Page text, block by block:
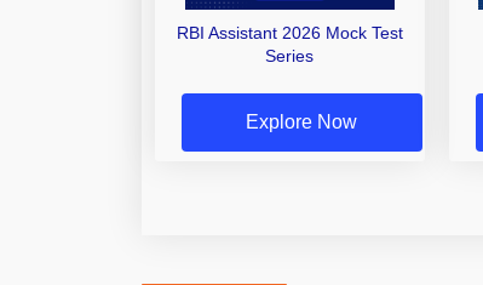
RBI Assistant 2026 Mock Test
Series
Explore Now